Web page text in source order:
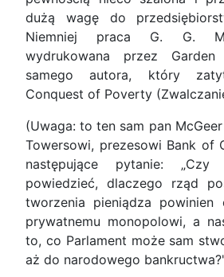
dużą wagę do
Niemniej praca G. G.
wydrukowana przez
samego autora, który
Conquest of Poverty
(Uwaga: to ten sam pan
Towersowi, prezesowi Bank of
następujące pytanie:
powiedzieć, dlaczego rząd
tworzenia pieniądza powinien
prywatnemu monopolowi, a
to, co Parlament może sam
aż do narodowego